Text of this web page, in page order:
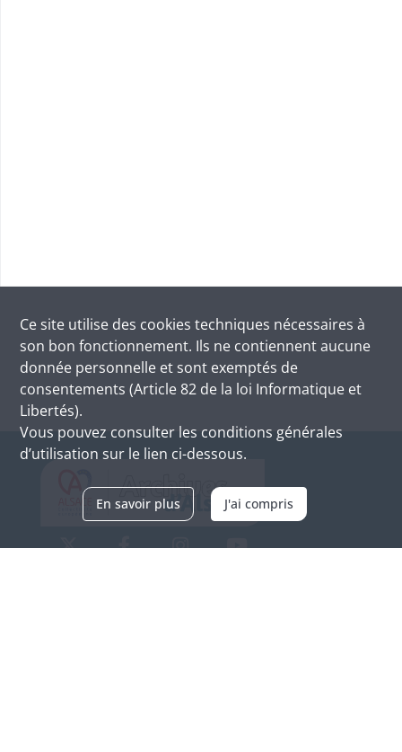
Ce site utilise des cookies techniques nécessaires à
son bon fonctionnement. Ils ne contiennent aucune
donnée personnelle et sont exemptés de
consentements (Article 82 de la loi Informatique et
Libertés).
Vous pouvez consulter les conditions générales
d’utilisation sur le lien ci-dessous.
En savoir plus J'ai compris